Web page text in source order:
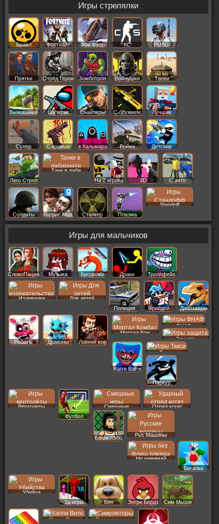
Игры стрелялки
Бравл
Старс
Фортнайт Фри Фаер КС PUBG
Прятки Отряд Герои Зомботрон Войнушки Танки
Выживание Шутеры Снайперы С оружием Лучшие
Супер С кровью в Кальмара Война Детские
Лего Стрел
Танк в лаби
На 2 игрока
3D С авто
Солдаты Гаррис Мод Сталкер Плазма
Standoff
Игры для мальчиков
СловоПацана Музыка Бродилки Драки Троллфейс
Издевалки
Для детей
Полиция
Фрайдей Динозавры
Роботы Драконы Ловкий вор
Мортал Ком
ФНАФ
Защита
Хагги Вагги
Такси
Паркур
Вертолеты
Футбол
Смешные Отряд котят
Бомж Хобо
Рус Машины
Не нажимай
Бегалки
Убийца
3д игры
Бен Энгри Бердз Сим Мыши
Хэппи Вилс Симуляторы